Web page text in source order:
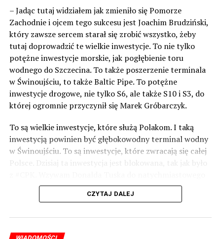
konsultacjach w Krakowie, Gdańsku, Warszawie,
Szczecinie i Mościskach koło Grodziska. Złożyłam też
wniosek do Ministra Zdrowia o sfinansowanie operacji,
ale niestety nie wyrażono na to zgody. Neurochirurdzy,
którzy konsultowali mój przypadek są zgodni, że
położenie guza jest bardzo trudne i z tego powodu
ryzyko, jakie niesie zabieg operacyjny jest bardzo
wysokie. Mogę stracić wzrok, gdyż oponiak jest bardzo
blisko skrzyżowania nerwów wzrokowych. Mogę również
dostać udaru, gdyż oplata on tętnicę szyjną i przednią
mózgu. Ekspansja do zatoki jamistej zaburzy
funkcjonowanie całego organizmu i może wystąpić
porażenie nerwów twarzowych, a uszkodzenie naczyń
finale doprowadzi do śmierci. Jeżeli nie zdecyduję się na
operację, wyżej wskazane objawy również sukcesywnie
będą się pojawiać, prowadząc do niepełnosprawności, a
– Jadąc tutaj widziałem jak zmieniło się Pomorze
Zachodnie i ojcem tego sukcesu jest Joachim Brudziński,
który zawsze sercem starał się zrobić wszystko, żeby
tutaj doprowadzić te wielkie inwestycje. To nie tylko
potężne inwestycje morskie, jak pogłębienie toru
wodnego do Szczecina. To także poszerzenie terminala
w Świnoujściu, to także Baltic Pipe. To potężne
inwestycje drogowe, nie tylko S6, ale także S10 i S3, do
której ogromnie przyczynił się Marek Gróbarczyk.
To są wielkie inwestycje, które służą Polakom. I taką
inwestycją powinien być głębokowodny terminal wodny
w Świnoujściu. To są inwestycje, które zwracają się całej
Polsce. Dzisiaj ta inwestycja jest blokowana, tak jak było
odblokowania CPK.
wykorzystać wspaniały potencjał Zachodniego Pomorza,
o którym śp. Lech Kaczyński powiedział, że jest naszą
CZYTAJ DALEJ